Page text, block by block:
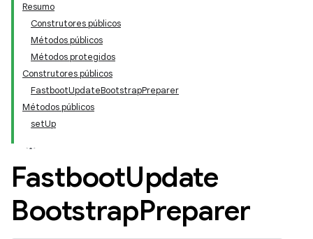
Resumo
Construtores públicos
Métodos públicos
Métodos protegidos
Construtores públicos
FastbootUpdateBootstrapPreparer
Métodos públicos
setUp
FastbootUpdate
BootstrapPreparer